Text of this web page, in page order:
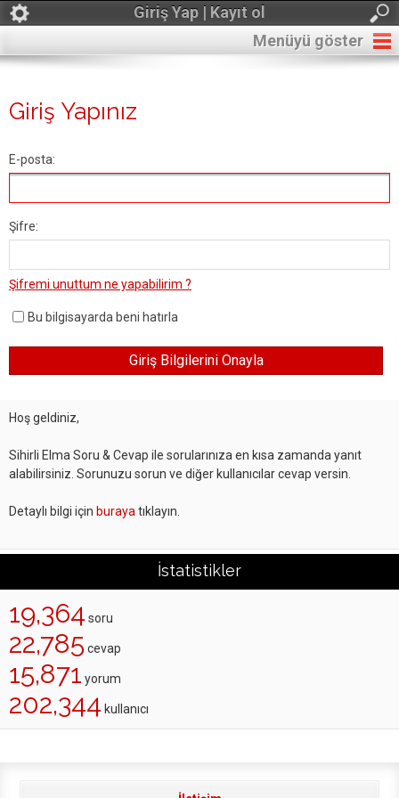
Giriş Yap | Kayıt ol
Menüyü göster
Giriş Yapınız
E-posta:
Şifre:
Şifremi unuttum ne yapabilirim ?
Bu bilgisayarda beni hatırla
Hoş geldiniz,
Sihirli Elma Soru & Cevap ile sorularınıza en kısa zamanda yanıt
alabilirsiniz. Sorunuzu sorun ve diğer kullanıcılar cevap versin.
Detaylı bilgi için buraya tıklayın.
İstatistikler
19,364 soru
22,785 cevap
15,871 yorum
202,344 kullanıcı